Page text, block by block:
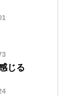
じる